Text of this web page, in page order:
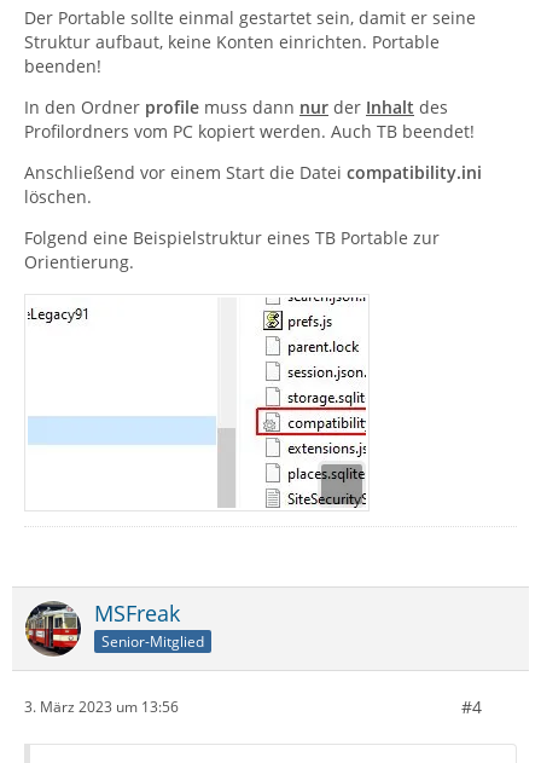
Der Portable sollte einmal gestartet sein, damit er seine
Struktur aufbaut, keine Konten einrichten. Portable
beenden!
In den Ordner profile muss dann nur der Inhalt des
Profilordners vom PC kopiert werden. Auch TB beendet!
Anschließend vor einem Start die Datei compatibility.ini
löschen.
Folgend eine Beispielstruktur eines TB Portable zur
Orientierung.
MSFreak
Senior-Mitglied
3. März 2023 um 13:56 #4